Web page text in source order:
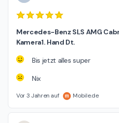
Mercedes-Benz SLS AMG
Kamera1. Hand Dt.
Bis jetzt alles super
Nix
Vor 3 Jahren auf Mobile.de